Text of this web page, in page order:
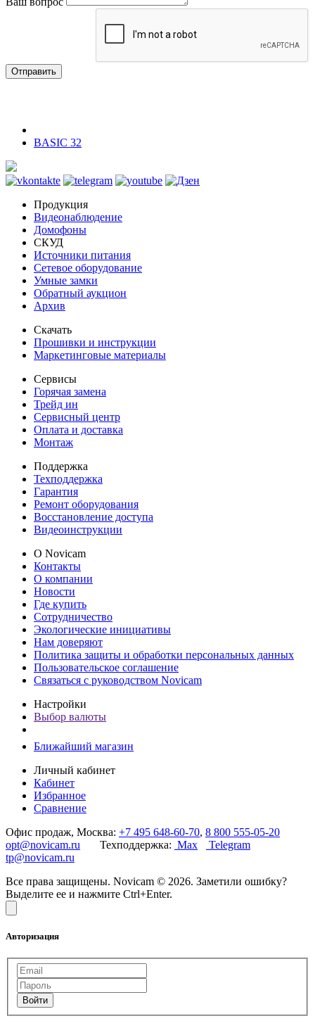
Отправить
BASIC 32
Продукция
Видеонаблюдение
Домофоны
СКУД
Источники питания
Сетевое оборудование
Умные замки
Обратный аукцион
Архив
Скачать
Прошивки и инструкции
Маркетинговые материалы
Сервисы
Горячая замена
Трейд ин
Сервисный центр
Оплата и доставка
Монтаж
Поддержка
Техподдержка
Гарантия
Ремонт оборудования
Восстановление доступа
Видеоинструкции
О Novicam
Контакты
О компании
Новости
Где купить
Сотрудничество
Экологические инициативы
Нам доверяют
Политика защиты и обработки персональных данных
Пользовательское соглашение
Связаться с руководством Novicam
Настройки
Выбор валюты
Ближайший магазин
Личный кабинет
Кабинет
Избранное
Сравнение
Офис продаж, Москва: +7 495 648-60-70, 8 800 555-05-20
opt@novicam.ru Техподдержка: Max
Telegram
tp@novicam.ru
Все права защищены. Novicam © 2026. Заметили ошибку?
Выделите ее и нажмите Ctrl+Enter.
Авторизация